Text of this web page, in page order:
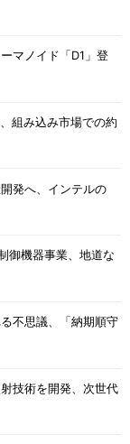
マノイド「D1」登
組み込み市場での約
発へ、インテルの
御機器事業、地道な
不思議、「納期順守
技術を開発、次世代